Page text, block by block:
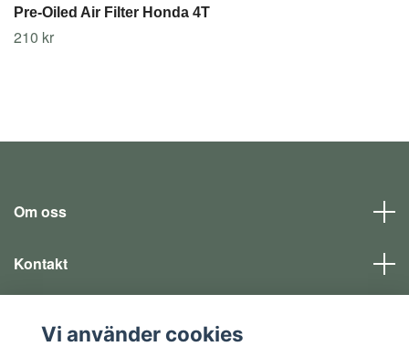
Pre-Oiled Air Filter Honda 4T
210 kr
Om oss
Kontakt
Vi använder cookies